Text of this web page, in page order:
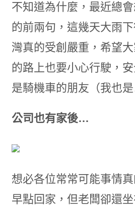
不知道為什麼，最近總
的前兩句，這幾天大雨
灣真的受創嚴重，希望
的路上也要小心行駛，
是騎機車的朋友（我也是
公司也有家後…
想必各位常常可能事情
早點回家，但老闆卻還